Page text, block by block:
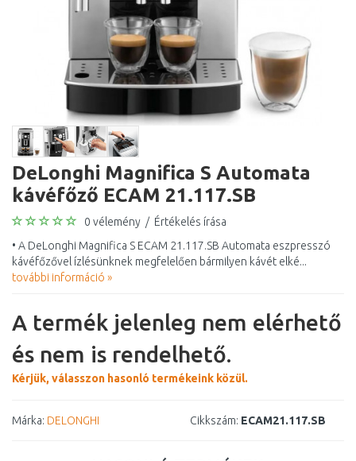
DeLonghi Magnifica S Automata
kávéfőző ECAM 21.117.SB
0 vélemény / Értékelés írása
• A DeLonghi Magnifica S ECAM 21.117.SB Automata eszpresszó
kávéfőzővel ízlésünknek megfelelően bármilyen kávét elké...
további információ »
A termék jelenleg nem elérhető
és nem is rendelhető.
Kérjük, válasszon hasonló termékeink közül.
Márka: DELONGHI Cikkszám: ECAM21.117.SB